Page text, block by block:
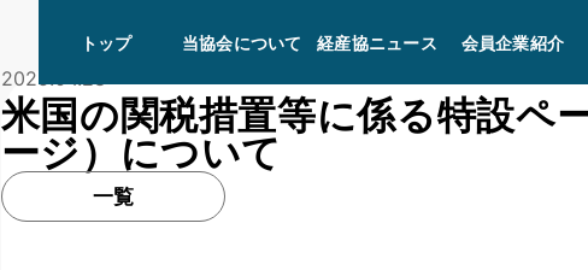
トップ 当協会について 経産協ニュース 会員企業紹介
2025.04.28
米国の関税措置等に係る特設ペ
ージ）について
一覧